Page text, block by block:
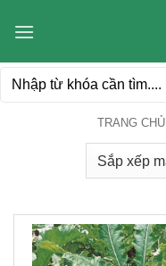
qua
dung
Tìm
TRANG CHỦ